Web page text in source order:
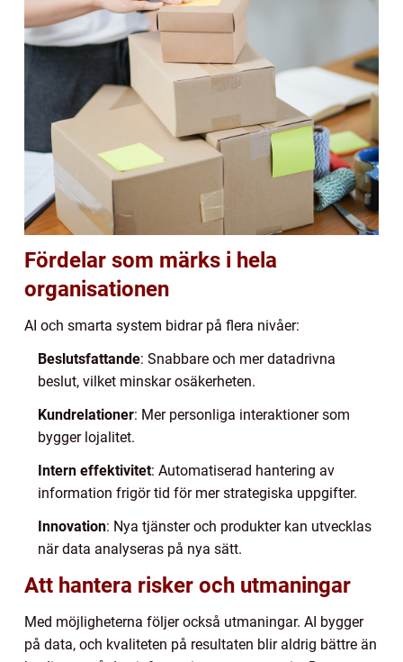
Fördelar som märks i hela
organisationen
AI och smarta system bidrar på flera nivåer:
Beslutsfattande: Snabbare och mer datadrivna
beslut, vilket minskar osäkerheten.
Kundrelationer: Mer personliga interaktioner som
bygger lojalitet.
Intern effektivitet: Automatiserad hantering av
information frigör tid för mer strategiska uppgifter.
Innovation: Nya tjänster och produkter kan utvecklas
när data analyseras på nya sätt.
Att hantera risker och utmaningar
Med möjligheterna följer också utmaningar. AI bygger
på data, och kvaliteten på resultaten blir aldrig bättre än